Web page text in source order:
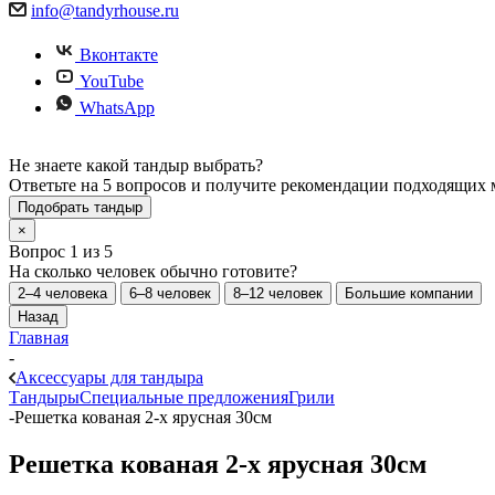
info@tandyrhouse.ru
Вконтакте
YouTube
WhatsApp
Не знаете какой тандыр выбрать?
Ответьте на 5 вопросов и получите рекомендации подходящих
Подобрать тандыр
×
Вопрос 1 из 5
На сколько человек обычно готовите?
2–4 человека 6–8 человек 8–12 человек
Большие компании
Назад
Главная
-
Аксессуары для тандыра
ТандырыСпециальные предложенияГрили
-Решетка кованая 2-х ярусная 30см
Решетка кованая 2-х ярусная 30см